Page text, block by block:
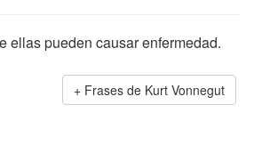
ellas pueden causar enfermedad.
Frases de Kurt Vonnegut